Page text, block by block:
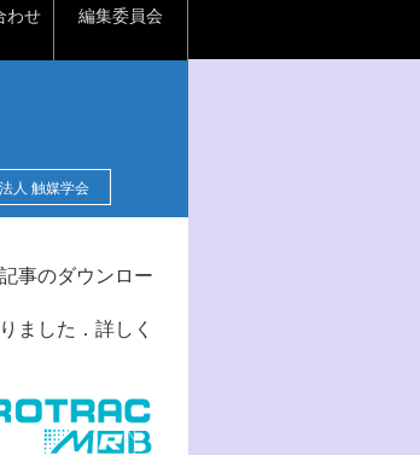
わせ 編集委員会
人 触媒学会
事のダウンロー
ました．詳しく